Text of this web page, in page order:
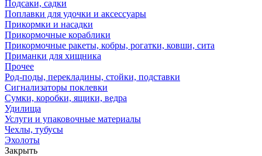
Подсаки, садки
Поплавки для удочки и аксессуары
Прикормки и насадки
Прикормочные кораблики
Прикормочные ракеты, кобры, рогатки, ковши, сита
Приманки для хищника
Прочее
Род-поды, перекладины, стойки, подставки
Сигнализаторы поклевки
Сумки, коробки, ящики, ведра
Удилища
Услуги и упаковочные материалы
Чехлы, тубусы
Эхолоты
Закрыть